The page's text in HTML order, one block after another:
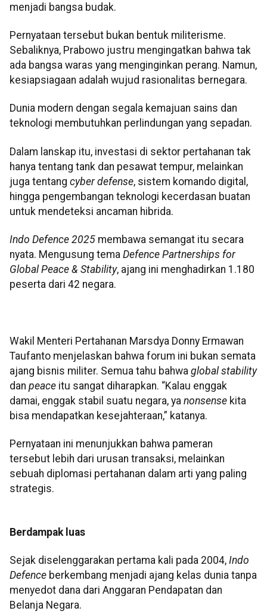
menjadi bangsa budak.
Pernyataan tersebut bukan bentuk militerisme.
Sebaliknya, Prabowo justru mengingatkan bahwa tak
ada bangsa waras yang menginginkan perang. Namun,
kesiapsiagaan adalah wujud rasionalitas bernegara.
Dunia modern dengan segala kemajuan sains dan
teknologi membutuhkan perlindungan yang sepadan.
Dalam lanskap itu, investasi di sektor pertahanan tak
hanya tentang tank dan pesawat tempur, melainkan
juga tentang cyber defense, sistem komando digital,
hingga pengembangan teknologi kecerdasan buatan
untuk mendeteksi ancaman hibrida.
Indo Defence 2025 membawa semangat itu secara
nyata. Mengusung tema Defence Partnerships for
Global Peace & Stability, ajang ini menghadirkan 1.180
peserta dari 42 negara.
Wakil Menteri Pertahanan Marsdya Donny Ermawan
Taufanto menjelaskan bahwa forum ini bukan semata
ajang bisnis militer. Semua tahu bahwa global stability
dan peace itu sangat diharapkan. “Kalau enggak
damai, enggak stabil suatu negara, ya nonsense kita
bisa mendapatkan kesejahteraan,” katanya.
Pernyataan ini menunjukkan bahwa pameran
tersebut lebih dari urusan transaksi, melainkan
sebuah diplomasi pertahanan dalam arti yang paling
strategis.
Berdampak luas
Sejak diselenggarakan pertama kali pada 2004, Indo
Defence berkembang menjadi ajang kelas dunia tanpa
menyedot dana dari Anggaran Pendapatan dan
Belanja Negara.